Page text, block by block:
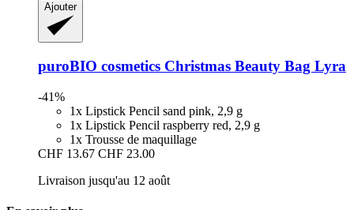
Ajouter
puroBIO cosmetics Christmas Beauty Bag Lyra
-41%
1x Lipstick Pencil sand pink, 2,9 g
1x Lipstick Pencil raspberry red, 2,9 g
1x Trousse de maquillage
CHF 13.67 CHF 23.00
Livraison jusqu'au 12 août